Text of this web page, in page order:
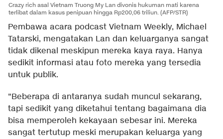
Crazy rich asal Vietnam Truong My Lan divonis hukuman mati karena
terlibat dalam kasus penipuan hingga Rp200,06 triliun. (AFP/STR)
Pembawa acara podcast Vietnam Weekly, Michael
Tatarski, mengatakan Lan dan keluarganya sangat
tidak dikenal meskipun mereka kaya raya. Hanya
sedikit informasi atau foto mereka yang tersedia
untuk publik.
"Beberapa di antaranya sudah muncul sekarang,
tapi sedikit yang diketahui tentang bagaimana dia
bisa memperoleh kekayaan sebesar ini. Mereka
sangat tertutup meski merupakan keluarga yang